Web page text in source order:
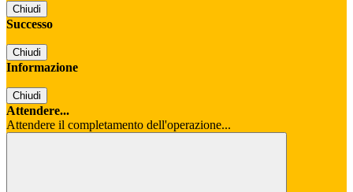
Chiudi
Successo
Chiudi
Informazione
Chiudi
Attendere...
Attendere il completamento dell'operazione...